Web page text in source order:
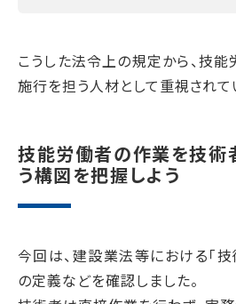
こうした法令上の規定から、技
施行を担う人材として重視されて
技能労働者の作業を技術
う構図を把握しよう
今回は、建設業法等における「技
の定義などを確認しました。